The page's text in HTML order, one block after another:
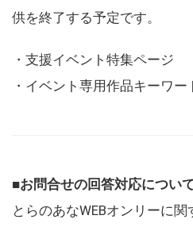
供を終了する予定です。
・支援イベント特集ページ
・イベント専用作品キーワー
■お問合せの回答対応につい
とらのあなWEBオンリーに